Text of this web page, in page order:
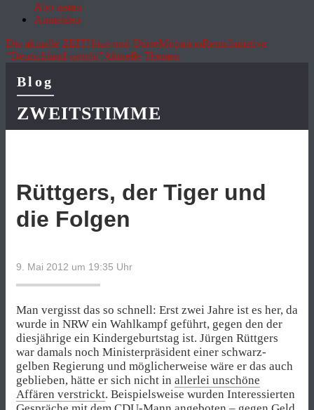
Abo testen
Anmelden
Die aktuelle ZEITHitze und DürreMigrationRenteInitiative
"Deutschland spricht"Aktuelle Themen
Blog
ZWEITSTIMME
Rüttgers, der Tiger und
die Folgen
9. Mai 2012 um 19:35 Uhr
Man vergisst das so schnell: Erst zwei Jahre ist es her, da
wurde in NRW ein Wahlkampf geführt, gegen den der
diesjährige ein Kindergeburtstag ist. Jürgen Rüttgers
war damals noch Ministerpräsident einer schwarz-
gelben Regierung und möglicherweise wäre er das auch
geblieben, hätte er sich nicht in allerlei unschöne
Affären verstrickt. Beispielsweise wurden Interessierten